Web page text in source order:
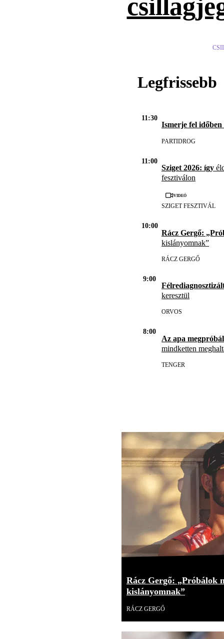
Legfrissebb
11:30
Ismerje fel időben
PARTIDROG
11:00
Sziget 2026: így
fesztiválon
Videó
SZIGET FESZTIVÁL
10:00
Rácz Gergő:
kislányomnak”
RÁCZ GERGŐ
9:00
keresztül
ORVOS
8:00
Az apa
mindketten
TENGER
Rácz Gergő: „Próbálok
kislányomnak”
RÁCZ GERGŐ